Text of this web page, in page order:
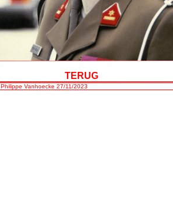
TERUG
Philippe Vanhoecke 27/11/2023